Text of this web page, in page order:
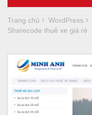
Trang chủ WordPress
Sharecode thuê xe giá rẻ